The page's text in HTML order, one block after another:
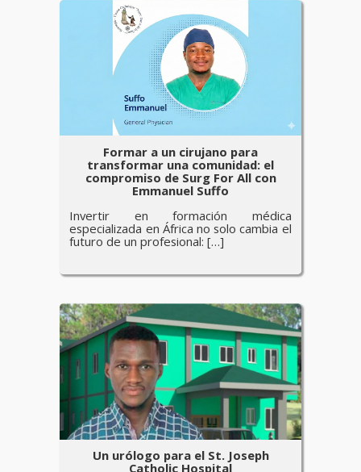
Formar a un cirujano para
transformar una comunidad: el
compromiso de Surg For All con
Emmanuel Suffo
Invertir en formación médica
especializada en África no solo cambia el
futuro de un profesional: […]
Un urólogo para el St. Joseph
Catholic Hospital